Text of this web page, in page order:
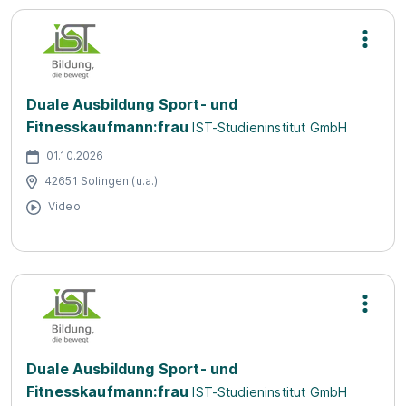
Duale Ausbildung Sport- und
Fitnesskaufmann:frau IST-Studieninstitut GmbH
01.10.2026
42651 Solingen (u.a.)
Video
Duale Ausbildung Sport- und
Fitnesskaufmann:frau IST-Studieninstitut GmbH